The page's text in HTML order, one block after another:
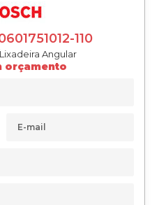
110
Angular
orçamento